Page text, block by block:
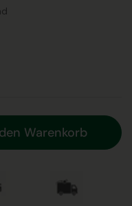
Warenkorb